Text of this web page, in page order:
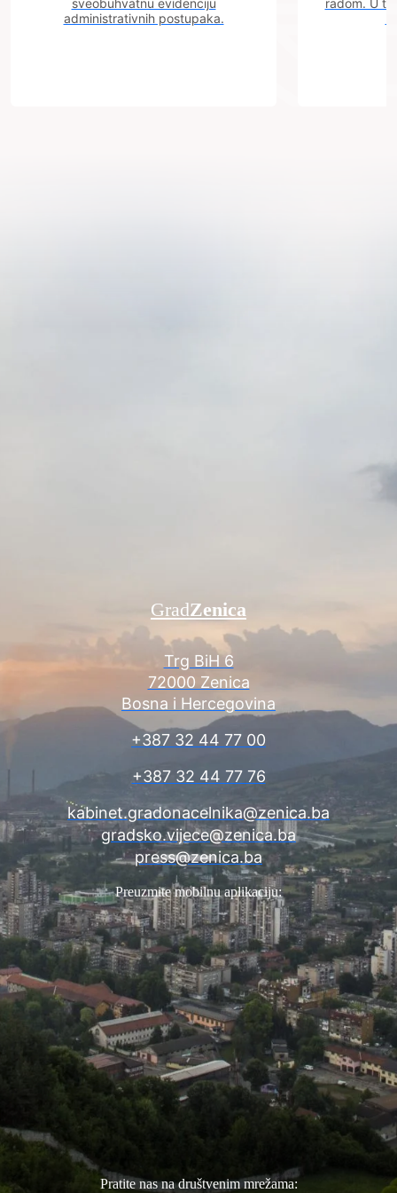
sveobuhvatnu evidenciju
administrativnih postupaka.
radom. U
Trg BiH 6
72000 Zenica
Bosna i Hercegovina
+387 32 44 77 00
+387 32 44 77 76
kabinet.gradonacelnika@zenica.ba
gradsko.vijece@zenica.ba
press@zenica.ba
GradZenica
Preuzmite mobilnu aplikaciju:
Pratite nas na društvenim mrežama: